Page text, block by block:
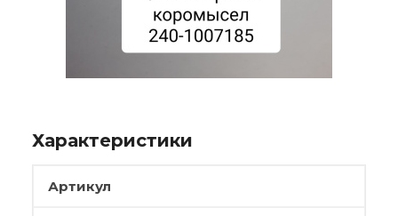
Характеристики
Артикул